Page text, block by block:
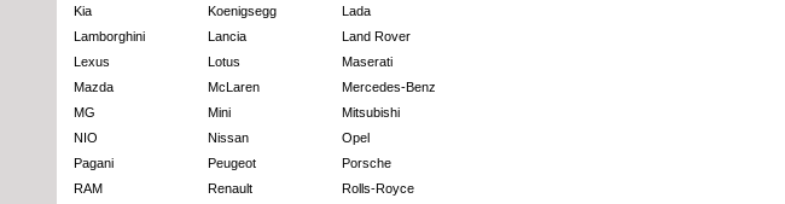
Kia
Koenigsegg
Lada
Lamborghini
Lancia
Land Rover
Lexus
Lotus
Maserati
Mazda
McLaren
Mercedes-Benz
MG
Mini
Mitsubishi
NIO
Nissan
Opel
Pagani
Peugeot
Porsche
RAM
Renault
Rolls-Royce